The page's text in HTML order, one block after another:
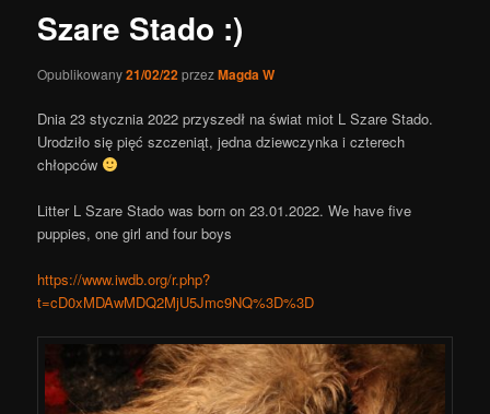
Szare Stado :)
Opublikowany21/02/22przezMagda W
Dnia 23 stycznia 2022 przyszedł na świat miot L Szare Stado.
Urodziło się pięć szczeniąt, jedna dziewczynka i czterech
chłopców
Litter L Szare Stado was born on 23.01.2022. We have five
puppies, one girl and four boys
https://www.iwdb.org/r.php?
t=cD0xMDAwMDQ2MjU5Jmc9NQ%3D%3D